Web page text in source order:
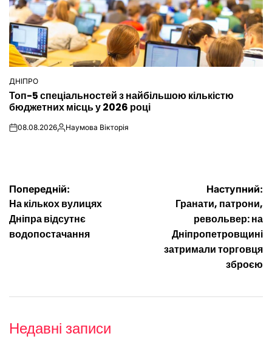
ОПУБЛІКУВАТИ
ДНІПРО
Топ-5 спеціальностей з найбільшою кількістю
бюджетних місць у 2026 році
on08.08.2026Опубліковано
Наумова Вікторія
Навігація
записів
Попередній:
На кількох вулицях
Дніпра відсутнє
водопостачання
Наступний:
Гранати, патрони,
револьвер: на
Дніпропетровщині
затримали торговця
зброєю
Недавні записи